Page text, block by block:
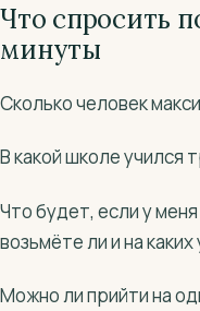
Что спросить
минуты
Сколько человек
В какой школе учился
Что будет, если у
возьмёте ли и на каких
Можно ли прийти на